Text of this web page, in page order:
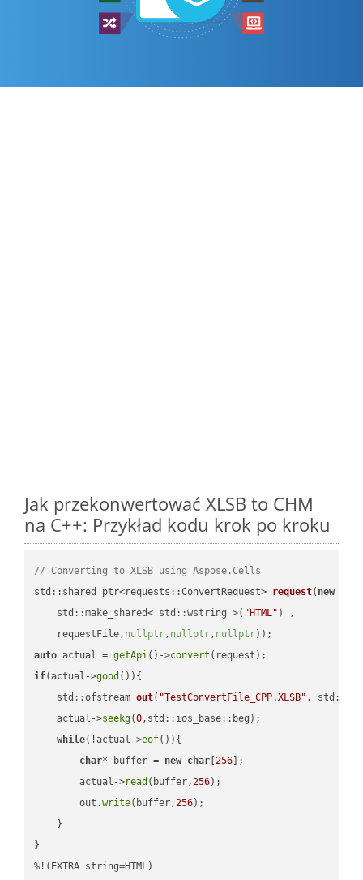
Jak przekonwertować XLSB to CHM
na C++: Przykład kodu krok po kroku
// Converting to XLSB using Aspose.Cells
std::shared_ptr<requests::ConvertRequest> request( new
    std::make_shared< std::wstring >(
"HTML" ) ,
    requestFile,
nullptr, nullptr, nullptr))
auto actual = getApi()->convert
if(actual->good ()){
std::ofstream out( "TestConvertFile_CPP.XLSB" ,
    actual->
seekg(0,std::ios_base::beg);
while(!actual->eof()){
char* buffer = new char [256 ];
        actual->
read (buffer,256);
        out.
write(buffer,256);
    }
}